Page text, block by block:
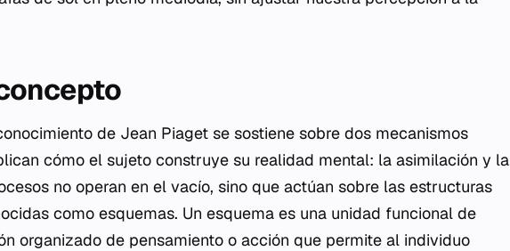
de Jean Piaget se sostiene sobre dos mecanismos
cómo el sujeto construye su realidad mental: la asimilación y la
no operan en el vacío, sino que actúan sobre las estructuras
como esquemas. Un esquema es una unidad funcional de
organizado de pensamiento o acción que permite al individuo